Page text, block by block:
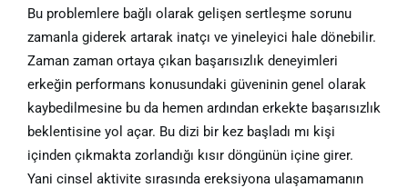
Bu problemlere bağlı olarak gelişen sertleşme sorunu
zamanla giderek artarak inatçı ve yineleyici hale dönebilir.
Zaman zaman ortaya çıkan başarısızlık deneyimleri
erkeğin performans konusundaki güveninin genel olarak
kaybedilmesine bu da hemen ardından erkekte başarısızlık
beklentisine yol açar. Bu dizi bir kez başladı mı kişi
içinden çıkmakta zorlandığı kısır döngünün içine girer.
Yani cinsel aktivite sırasında ereksiyona ulaşamamanın